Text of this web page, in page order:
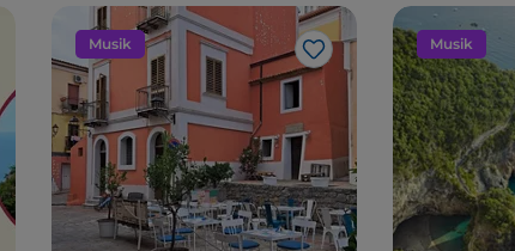
Musik
Like
Musik